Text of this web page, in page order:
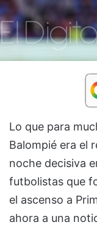
Lo que para
Balompié era el
noche decisiva
futbolistas que
el ascenso a
ahora a una